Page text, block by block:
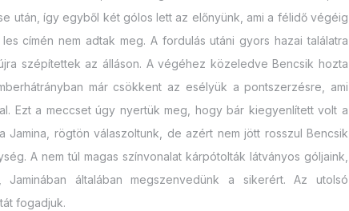
után, így egyből két gólos lett az előnyünk, ami a félidő végéig
címén nem adtak meg. A fordulás utáni gyors hazai találatra
szépítettek az álláson. A végéhez közeledve Bencsik hozta
már csökkent az esélyük a pontszerzésre, ami
Ezt a meccset úgy nyertük meg, hogy bár kiegyenlített volt a
rögtön válaszoltunk, de azért nem jött rosszul Bencsik
A nem túl magas színvonalat kárpótolták látványos góljaink,
általában megszenvedünk a sikerért. Az utolsó
fogadjuk.